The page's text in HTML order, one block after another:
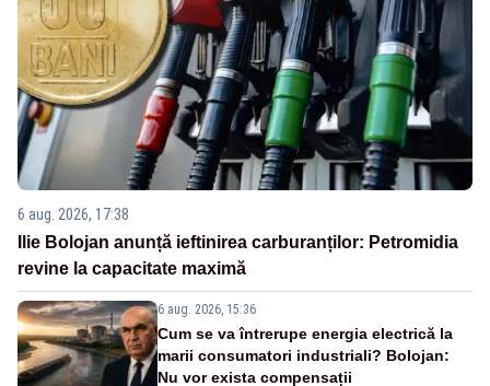
6 aug. 2026, 17:38
Ilie Bolojan anunță ieftinirea carburanților: Petromidia
revine la capacitate maximă
6 aug. 2026, 15:36
Cum se va întrerupe energia electrică la
marii consumatori industriali? Bolojan:
Nu vor exista compensații